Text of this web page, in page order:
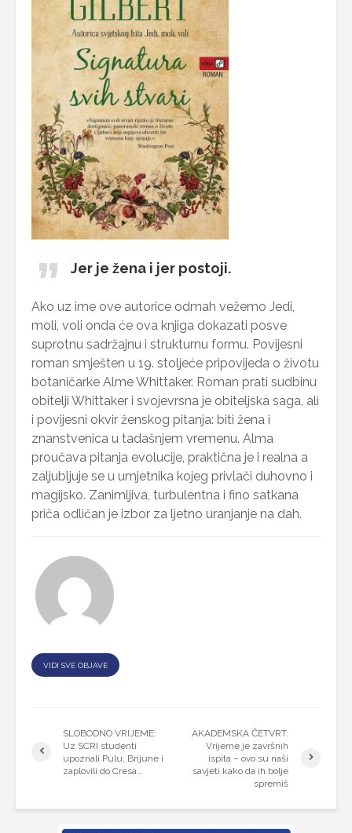
Jer je žena i jer postoji.
Ako uz ime ove autorice odmah vežemo Jedi,
moli, voli onda će ova knjiga dokazati posve
suprotnu sadržajnu i strukturnu formu. Povijesni
roman smješten u 19. stoljeće pripovijeda o životu
botaničarke Alme Whittaker. Roman prati sudbinu
obitelji Whittaker i svojevrsna je obiteljska saga, ali
i povijesni okvir ženskog pitanja: biti žena i
znanstvenica u tadašnjem vremenu. Alma
proučava pitanja evolucije, praktična je i realna a
zaljubljuje se u umjetnika kojeg privlači duhovno i
magijsko. Zanimljiva, turbulentna i fino satkana
priča odličan je izbor za ljetno uranjanje na dah.
VIDI SVE OBJAVE
SLOBODNO VRIJEME:
Uz SCRI studenti
upoznali Pulu, Brijune i
zaplovili do Cresa…
AKADEMSKA ČETVRT:
Vrijeme je završnih
ispita – ovo su naši
savjeti kako da ih bolje
spremiš